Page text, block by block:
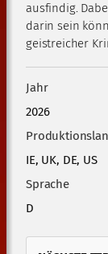
ausfindig.
darin sein
geistreicher
Jahr
2026
IE, UK, DE, US
Sprache
D